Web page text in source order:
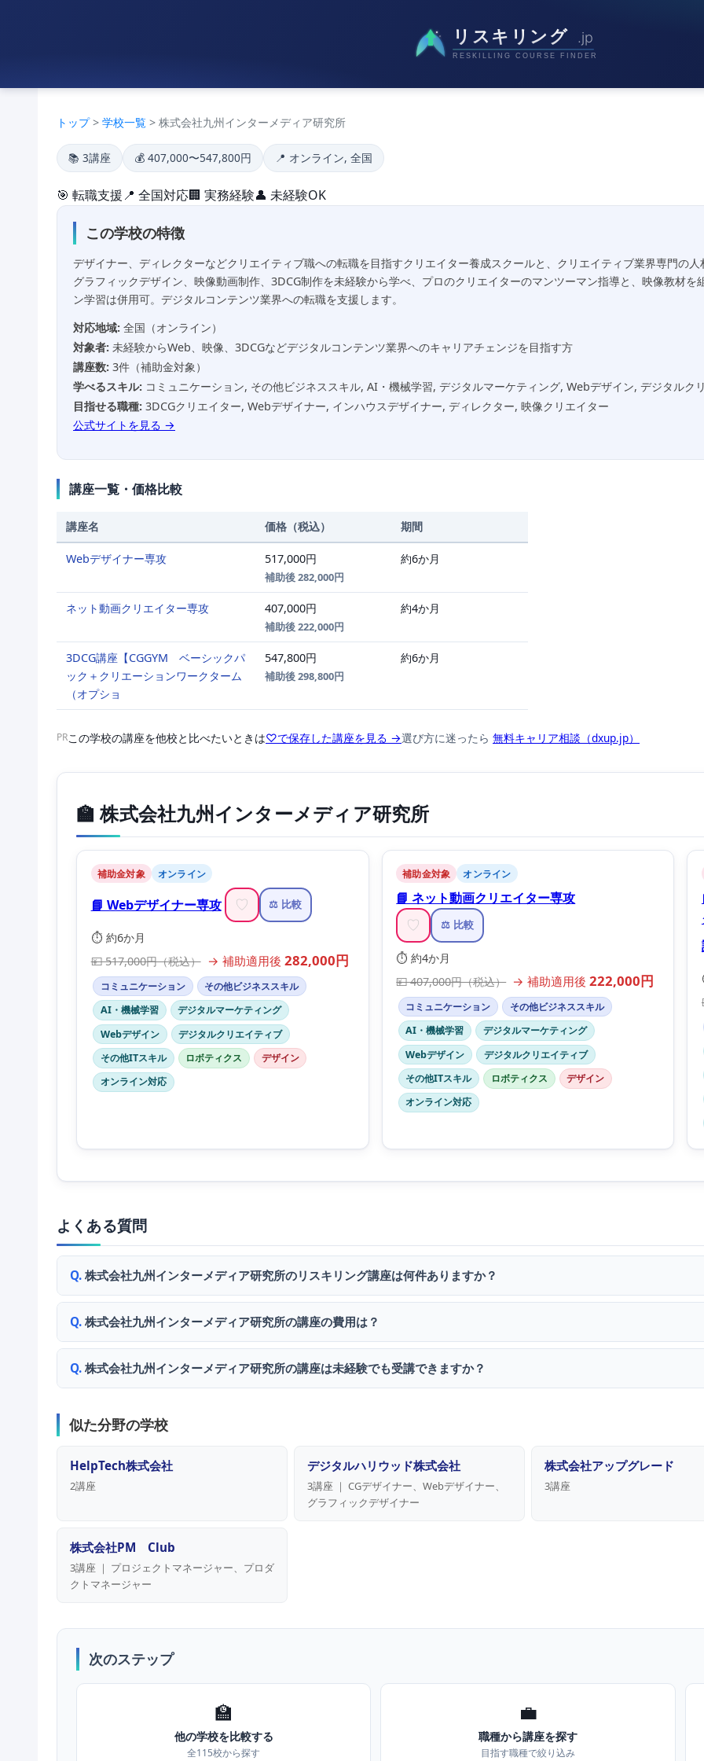
トップ> 学校一覧 > 株式会社九州インターメディア研究所
📚 3講座 💰 407,000〜547,800円 📍 オンライン, 全国
🎯 転職支援📍 全国対応🏢 実務経験👤 未経験OK
この学校の特徴
デザイナー、ディレクターなどクリエイティブ職への転職を目指すクリエイター養成スクールと、クリエイティブ業界専門の
グラフィックデザイン、映像動画制作、3DCG制作を未経験から学べ、プロのクリエイターのマンツーマン指導と、映像教材
ン学習は併用可。デジタルコンテンツ業界への転職を支援します。
対応地域: 全国（オンライン）
対象者: 未経験からWeb、映像、3DCGなどデジタルコンテンツ業界へのキャリアチェンジを目指す方
講座数: 3件（補助金対象）
学べるスキル: コミュニケーション, その他ビジネススキル, AI・機械学習, デジタルマーケティング, Webデザイン, デジタルク
目指せる職種: 3DCGクリエイター, Webデザイナー, インハウスデザイナー, ディレクター, 映像クリエイター
公式サイトを見る →
講座一覧・価格比較
講座名 価格（税込） 期間
Webデザイナー専攻 517,000円
補助後 282,000円
約6か月
ネット動画クリエイター専攻 407,000円
補助後 222,000円
約4か月
3DCG講座【CGGYM ベーシックパ
ック＋クリエーションワークターム
（オプショ
547,800円
補助後 298,800円
約6か月
PRこの学校の講座を他校と比べたいときは♡で保存した講座を見る →選び方に迷ったら 無料キャリア相談（dxup.jp）
🏫 株式会社九州インターメディア研究所
補助金対象 オンライン
📘 Webデザイナー専攻 ♡ ⚖️ 比較
⏱️ 約6か月
💴 517,000円（税込） → 補助適用後 282,000円
コミュニケーション
その他ビジネススキル
AI・機械学習
デジタルマーケティング
Webデザイン
デジタルクリエイティブ
その他ITスキル
ロボティクス
デザイン
オンライン対応
補助金対象 オンライン
📘 ネット動画クリエイター専攻
♡ ⚖️ 比較
⏱️ 約4か月
💴 407,000円（税込） → 補助適用後222,000円
コミュニケーション
その他ビジネススキル
AI・機械学習
デジタルマーケティング
Webデザイン
デジタルクリエイティブ
その他ITスキル
ロボティクス
デザイン
オンライン対応
よくある質問
株式会社九州インターメディア研究所のリスキリング講座は何件ありますか？
株式会社九州インターメディア研究所の講座の費用は？
株式会社九州インターメディア研究所の講座は未経験でも受講できますか？
似た分野の学校
HelpTech株式会社
2講座
デジタルハリウッド株式会社
3講座 ｜ CGデザイナー、Webデザイナー、
グラフィックデザイナー
株式会社アップグレード
3講座
株式会社PM Club
3講座 ｜ プロジェクトマネージャー、プロダ
クトマネージャー
次のステップ
🏫
他の学校を比較する
全115校から探す
💼
職種から講座を探す
目指す職種で絞り込み